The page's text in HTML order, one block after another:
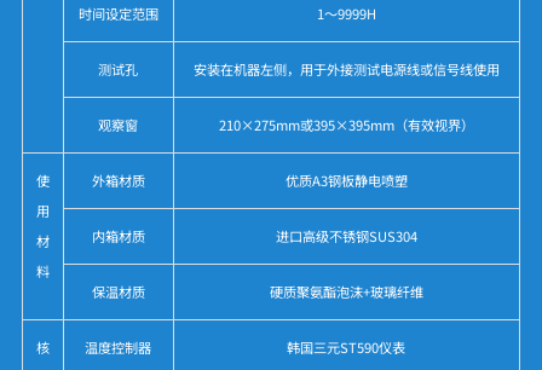
时间设定范围 1～9999H
测试孔 安装在机器左侧，用于外接测试电源线或信号线使用
观察窗 210×275mm或395×395mm（有效视界）
使
用
材
料
外箱材质 优质A3钢板静电喷塑
内箱材质 进口高级不锈钢SUS304
保温材质 硬质聚氨酯泡沫+玻璃纤维
核
温度控制器 韩国三元ST590仪表